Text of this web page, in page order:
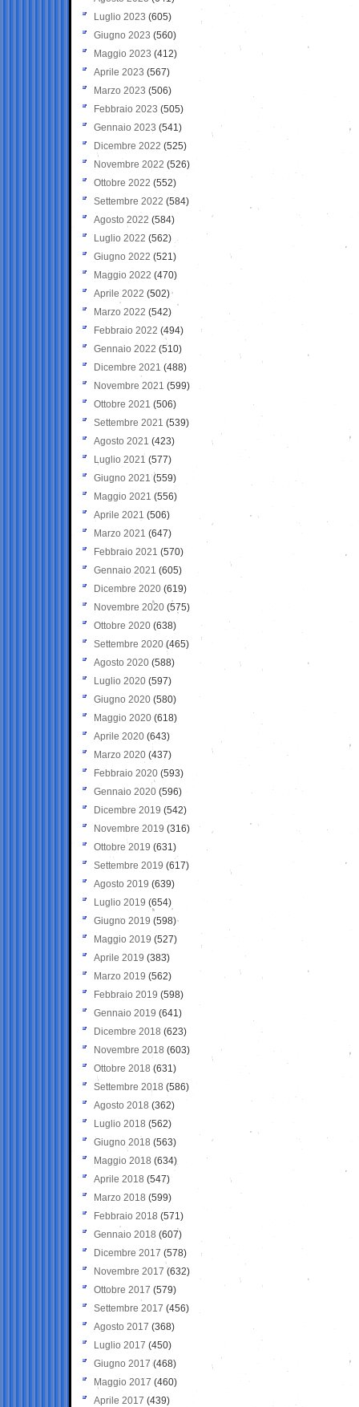
Luglio 2023 (605)
Giugno 2023 (560)
Maggio 2023 (412)
Aprile 2023 (567)
Marzo 2023 (506)
Febbraio 2023 (505)
Gennaio 2023 (541)
Dicembre 2022 (525)
Novembre 2022 (526)
Ottobre 2022 (552)
Settembre 2022 (584)
Agosto 2022 (584)
Luglio 2022 (562)
Giugno 2022 (521)
Maggio 2022 (470)
Aprile 2022 (502)
Marzo 2022 (542)
Febbraio 2022 (494)
Gennaio 2022 (510)
Dicembre 2021 (488)
Novembre 2021 (599)
Ottobre 2021 (506)
Settembre 2021 (539)
Agosto 2021 (423)
Luglio 2021 (577)
Giugno 2021(559)
Maggio 2021 (556)
Aprile 2021 (506)
Marzo 2021 (647)
Febbraio 2021 (570)
Gennaio 2021 (605)
Dicembre 2020 (619)
Novembre 2020 (575)
Ottobre 2020 (638)
Settembre 2020(465)
Agosto 2020 (588)
Luglio 2020 (597)
Giugno 2020 (580)
Maggio 2020 (618)
Aprile 2020 (643)
Marzo 2020 (437)
Febbraio 2020 (593)
Gennaio 2020 (596)
Dicembre 2019 (542)
Novembre 2019 (316)
Ottobre 2019 (631)
Settembre 2019 (617)
Agosto 2019 (639)
Luglio 2019 (654)
Giugno 2019 (598)
Maggio 2019 (527)
Aprile 2019 (383)
Marzo 2019 (562)
Febbraio 2019 (598)
Gennaio 2019 (641)
Dicembre 2018 (623)
Novembre 2018 (603)
Ottobre 2018 (631)
Settembre 2018 (586)
Agosto 2018 (362)
Luglio 2018 (562)
Giugno 2018 (563)
Maggio 2018 (634)
Aprile 2018 (547)
Marzo 2018 (599)
Febbraio 2018 (571)
Gennaio 2018 (607)
Dicembre 2017 (578)
Novembre 2017 (632)
Ottobre 2017 (579)
Settembre 2017 (456)
Agosto 2017 (368)
Luglio 2017 (450)
Giugno 2017 (468)
Maggio 2017 (460)
Aprile 2017 (439)